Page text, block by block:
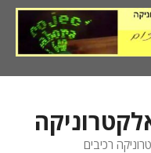
רכיבים